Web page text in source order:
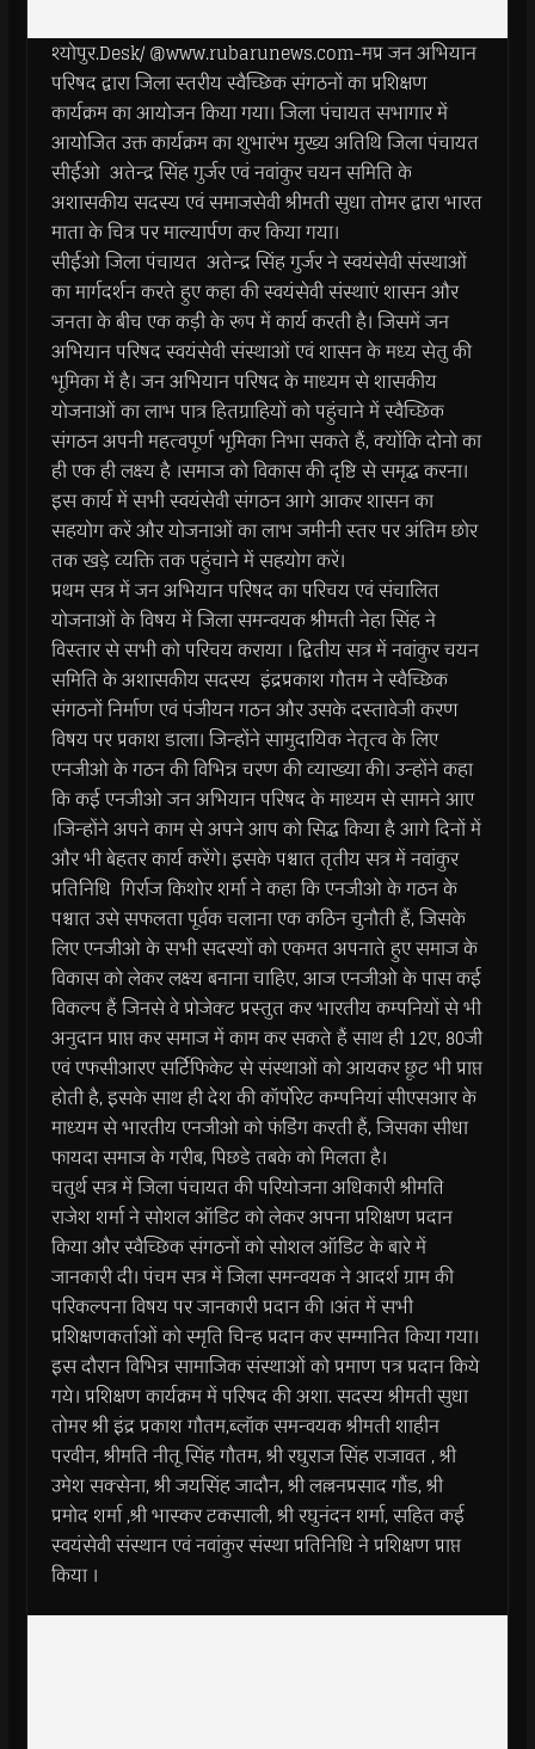
श्योपुर.Desk/ @www.rubarunews.com-मप्र जन अभियान
परिषद द्वारा जिला स्तरीय स्वैच्छिक संगठनों का प्रशिक्षण
कार्यक्रम का आयोजन किया गया। जिला पंचायत सभागार में
आयोजित उक्त कार्यक्रम का शुभारंभ मुख्य अतिथि जिला पंचायत
सीईओ अतेन्द्र सिंह गुर्जर एवं नवांकुर चयन समिति के
अशासकीय सदस्य एवं समाजसेवी श्रीमती सुधा तोमर द्वारा भारत
माता के चित्र पर माल्यार्पण कर किया गया।
सीईओ जिला पंचायत अतेन्द्र सिंह गुर्जर ने स्वयंसेवी संस्थाओं
का मार्गदर्शन करते हुए कहा की स्वयंसेवी संस्थाएं शासन और
जनता के बीच एक कड़ी के रूप में कार्य करती है। जिसमें जन
अभियान परिषद स्वयंसेवी संस्थाओं एवं शासन के मध्य सेतु की
भूमिका में है। जन अभियान परिषद के माध्यम से शासकीय
योजनाओं का लाभ पात्र हितग्राहियों को पहुंचाने में स्वैच्छिक
संगठन अपनी महत्वपूर्ण भूमिका निभा सकते हैं, क्योंकि दोनो का
ही एक ही लक्ष्य है ।समाज को विकास की दृष्टि से समृद्ध करना।
इस कार्य में सभी स्वयंसेवी संगठन आगे आकर शासन का
सहयोग करें और योजनाओं का लाभ जमीनी स्तर पर अंतिम छोर
तक खड़े व्यक्ति तक पहुंचाने में सहयोग करें।
प्रथम सत्र में जन अभियान परिषद का परिचय एवं संचालित
योजनाओं के विषय में जिला समन्वयक श्रीमती नेहा सिंह ने
विस्तार से सभी को परिचय कराया । द्वितीय सत्र में नवांकुर चयन
समिति के अशासकीय सदस्य इंद्रप्रकाश गौतम ने स्वैच्छिक
संगठनों निर्माण एवं पंजीयन गठन और उसके दस्तावेजी करण
विषय पर प्रकाश डाला। जिन्होंने सामुदायिक नेतृत्व के लिए
एनजीओ के गठन की विभिन्न चरण की व्याख्या की। उन्होंने कहा
कि कई एनजीओ जन अभियान परिषद के माध्यम से सामने आए
।जिन्होंने अपने काम से अपने आप को सिद्ध किया है आगे दिनों में
और भी बेहतर कार्य करेंगे। इसके पश्चात तृतीय सत्र में नवांकुर
प्रतिनिधि गिर्राज किशोर शर्मा ने कहा कि एनजीओ के गठन के
पश्चात उसे सफलता पूर्वक चलाना एक कठिन चुनौती हैं, जिसके
लिए एनजीओ के सभी सदस्यों को एकमत अपनाते हुए समाज के
विकास को लेकर लक्ष्य बनाना चाहिए, आज एनजीओ के पास कई
विकल्प हैं जिनसे वे प्रोजेक्ट प्रस्तुत कर भारतीय कम्पनियों से भी
अनुदान प्राप्त कर समाज में काम कर सकते हैं साथ ही 12ए, 80जी
एवं एफसीआरए सर्टिफिकेट से संस्थाओं को आयकर छूट भी प्राप्त
होती है, इसके साथ ही देश की कॉर्पाेरेट कम्पनियां सीएसआर के
माध्यम से भारतीय एनजीओ को फंडिंग करती हैं, जिसका सीधा
फायदा समाज के गरीब, पिछडे तबके को मिलता है।
चतुर्थ सत्र में जिला पंचायत की परियोजना अधिकारी श्रीमति
राजेश शर्मा ने सोशल ऑडिट को लेकर अपना प्रशिक्षण प्रदान
किया और स्वैच्छिक संगठनों को सोशल ऑडिट के बारे में
जानकारी दी। पंचम सत्र में जिला समन्वयक ने आदर्श ग्राम की
परिकल्पना विषय पर जानकारी प्रदान की ।अंत में सभी
प्रशिक्षणकर्ताओं को स्मृति चिन्ह प्रदान कर सम्मानित किया गया।
इस दौरान विभिन्न सामाजिक संस्थाओं को प्रमाण पत्र प्रदान किये
गये। प्रशिक्षण कार्यक्रम में परिषद की अशा. सदस्य श्रीमती सुधा
तोमर श्री इंद्र प्रकाश गौतम,ब्लॉक समन्वयक श्रीमती शाहीन
परवीन, श्रीमति नीतू सिंह गौतम, श्री रघुराज सिंह राजावत , श्री
उमेश सक्सेना, श्री जयसिंह जादौन, श्री लल्लनप्रसाद गौंड, श्री
प्रमोद शर्मा ,श्री भास्कर टकसाली, श्री रघुनंदन शर्मा, सहित कई
स्वयंसेवी संस्थान एवं नवांकुर संस्था प्रतिनिधि ने प्रशिक्षण प्राप्त
किया ।